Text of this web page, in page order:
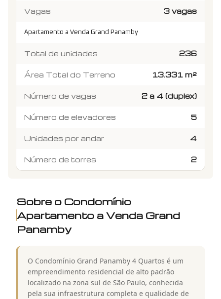
Vagas 3 vagas
Apartamento a Venda Grand Panamby
Total de unidades 236
Área Total do Terreno 13.331 m²
Número de vagas 2 a 4 (duplex)
Número de elevadores 5
Unidades por andar 4
Número de torres 2
Sobre o Condomínio
Apartamento a Venda Grand
Panamby
O Condomínio Grand Panamby 4 Quartos é um
empreendimento residencial de alto padrão
localizado na zona sul de São Paulo, conhecida
pela sua infraestrutura completa e qualidade de